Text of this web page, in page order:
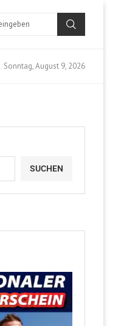
Sonntag, August 9, 2026
SUCHEN